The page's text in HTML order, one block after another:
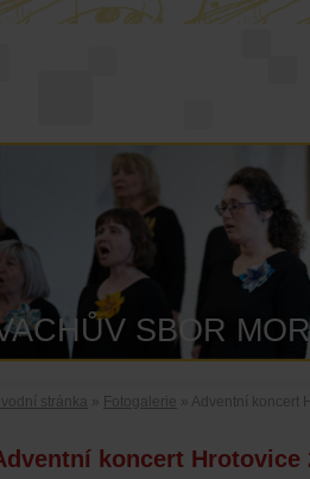
stránka » Fotogalerie » Adventní koncert
koncert Hrotovice
SBOR